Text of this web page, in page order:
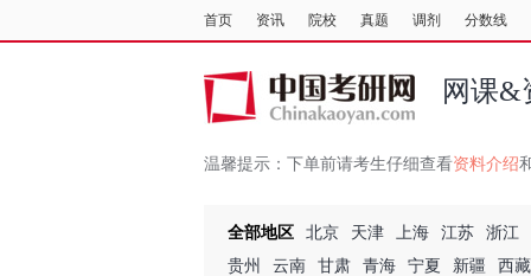
首页 资讯 院校 真题 调剂 分数线
网课&
温馨提示： 下单前请考生仔细查看资料介绍
全部地区 北京 天津 上海 江苏
浙江
贵州
云南 甘肃 青海 宁夏 新疆 西藏